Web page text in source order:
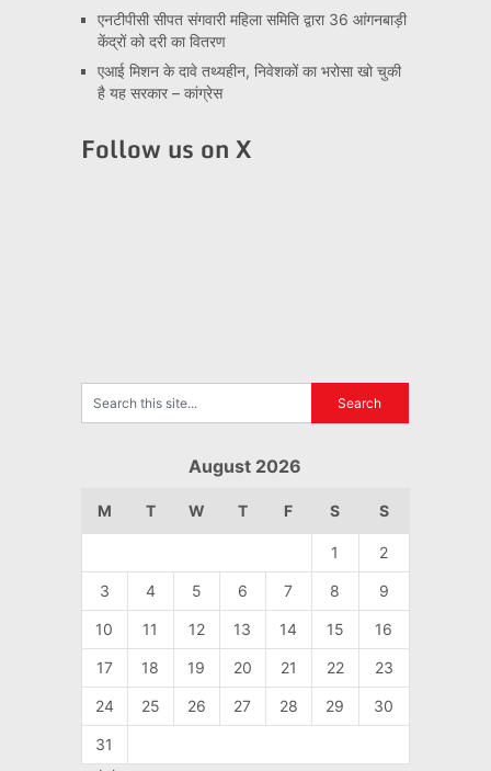
एनटीपीसी सीपत संगवारी महिला समिति द्वारा 36 आंगनबाड़ी
केंद्रों को दरी का वितरण
एआई मिशन के दावे तथ्यहीन, निवेशकों का भरोसा खो चुकी
है यह सरकार – कांग्रेस
Follow us on X
August 2026
M T W T F S S
1 2
3 4 5 6 7 8 9
10 11 12 13 14 15 16
17 18 19 20 21 22 23
24 25 26 27 28 29 30
31